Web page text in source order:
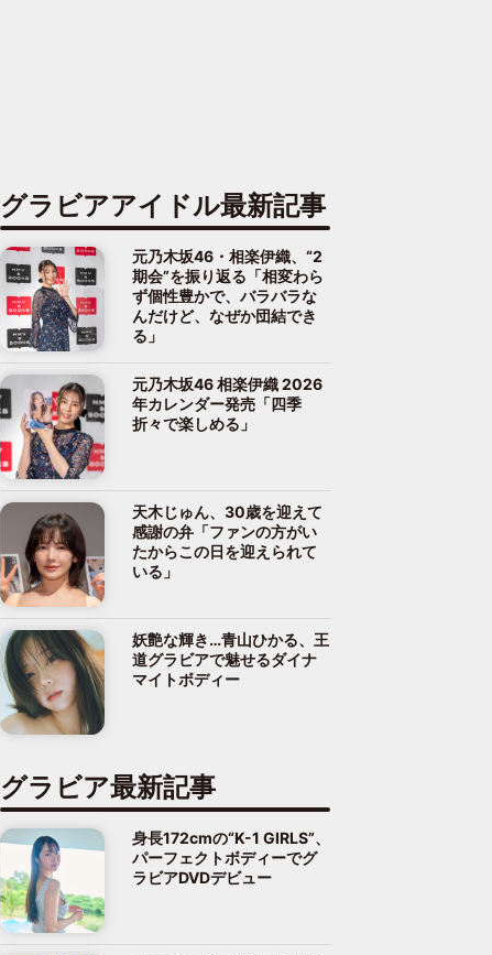
グラビアアイドル最新記事
元乃木坂46・相楽伊織、“2
期会”を振り返る「相変わら
ず個性豊かで、バラバラな
んだけど、なぜか団結でき
る」
元乃木坂46 相楽伊織 2026
年カレンダー発売「四季
折々で楽しめる」
天木じゅん、30歳を迎えて
感謝の弁「ファンの方がい
たからこの日を迎えられて
いる」
妖艶な輝き…青山ひかる、王
道グラビアで魅せるダイナ
マイトボディー
グラビア最新記事
身長172cmの“K-1 GIRLS”、
パーフェクトボディーでグ
ラビアDVDデビュー